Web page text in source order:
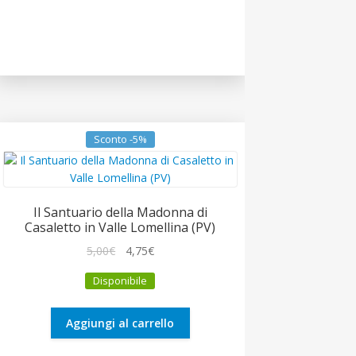
Sconto -5%
Il Santuario della Madonna di
Casaletto in Valle Lomellina (PV)
5,00€
originale
5,00€.
4,75€Il
attuale
4,75€.
Disponibile
Aggiungi al carrello